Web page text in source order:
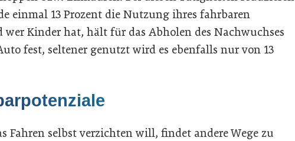
einmal 13 Prozent die Nutzung ihres fahrbaren
wer Kinder hat, hält für das Abholen des Nachwuchses
fest, seltener genutzt wird es ebenfalls nur von 13
Fahren selbst verzichten will, findet andere Wege zu